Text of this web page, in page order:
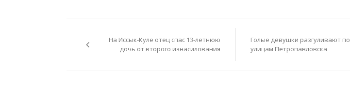
записям
На Иссык-Куле отец спас 13-летнюю
дочь от второго изнасилования
Голые девушки разгуливают по
улицам Петропавловска